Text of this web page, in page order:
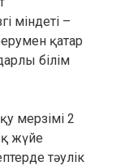
міндеті –
қатар
білім
мерзімі 2
жүйе
тәулік